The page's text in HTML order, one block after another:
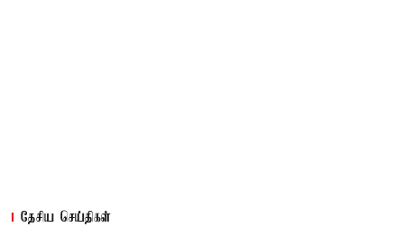
தேசிய செய்திகள்